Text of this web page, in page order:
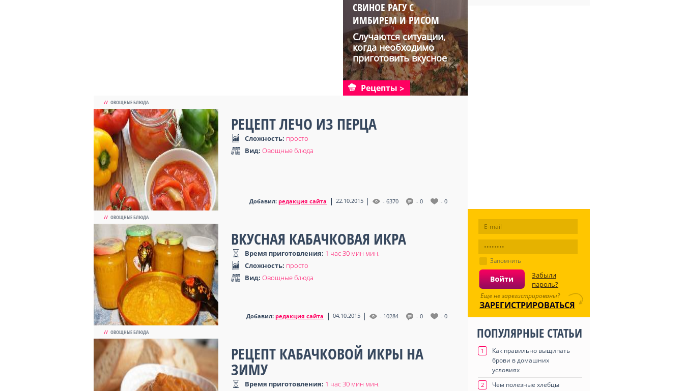
СВИНОЕ РАГУ С
ИМБИРЕМ И РИСОМ
Случаются ситуации,
когда необходимо
приготовить вкусное
блю...
Рецепты
// ОВОЩНЫЕ БЛЮДА
РЕЦЕПТ ЛЕЧО ИЗ ПЕРЦА
Добавил: редакция сайта 22.10.2015 - 6370 - 0 - 0
Сложность: просто
Вид: Овощные блюда
// ОВОЩНЫЕ БЛЮДА
ВКУСНАЯ КАБАЧКОВАЯ ИКРА
Добавил: редакция сайта 04.10.2015 - 10284 - 0 - 0
Время приготовления: 1 час 30 мин мин.
Сложность: просто
Вид: Овощные блюда
// ОВОЩНЫЕ БЛЮДА
РЕЦЕПТ КАБАЧКОВОЙ ИКРЫ НА
ЗИМУ
Время приготовления: 1 час 30 мин мин.
Запомнить
Забыли
пароль?
Еще не зарегистрированы?
ЗАРЕГИСТРИРОВАТЬСЯ
ПОПУЛЯРНЫЕ СТАТЬИ
1
Как правильно выщипать
брови в домашних
условиях
2 Чем полезные хлебцы